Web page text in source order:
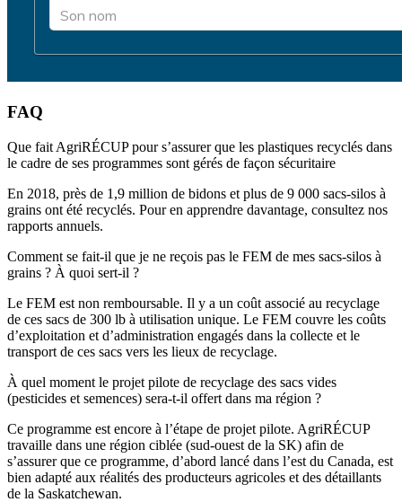
FAQ
Que fait AgriRÉCUP pour s’assurer que les plastiques recyclés dans
le cadre de ses programmes sont gérés de façon sécuritaire
En 2018, près de 1,9 million de bidons et plus de 9 000 sacs-silos à
grains ont été recyclés. Pour en apprendre davantage, consultez nos
rapports annuels.
Comment se fait-il que je ne reçois pas le FEM de mes sacs-silos à
grains ? À quoi sert-il ?
Le FEM est non remboursable. Il y a un coût associé au recyclage
de ces sacs de 300 lb à utilisation unique. Le FEM couvre les coûts
d’exploitation et d’administration engagés dans la collecte et le
transport de ces sacs vers les lieux de recyclage.
À quel moment le projet pilote de recyclage des sacs vides
(pesticides et semences) sera-t-il offert dans ma région ?
Ce programme est encore à l’étape de projet pilote. AgriRÉCUP
travaille dans une région ciblée (sud-ouest de la SK) afin de
s’assurer que ce programme, d’abord lancé dans l’est du Canada, est
bien adapté aux réalités des producteurs agricoles et des détaillants
de la Saskatchewan.